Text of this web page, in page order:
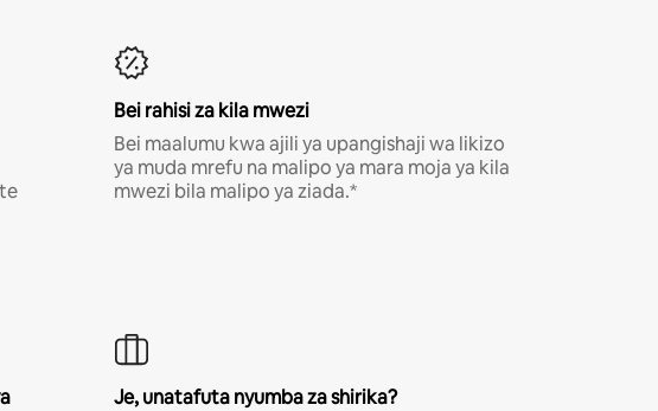
Bei rahisi za kila mwezi
Bei maalumu kwa ajili ya upangishaji wa likizo
ya muda mrefu na malipo ya mara moja ya kila
mwezi bila malipo ya ziada.*
Je, unatafuta nyumba za shirika?